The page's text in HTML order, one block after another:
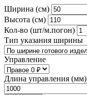
Ширина (см)
Высота (см)
Кол-во (шт/м.погон)
Тип указания ширины
Управление
Длина управления (мм)